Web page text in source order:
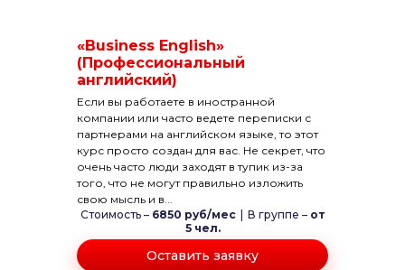
«Business English»
(Профессиональный
английский)
Если вы работаете в иностранной
компании или часто ведете переписки с
партнерами на английском языке, то этот
курс просто создан для вас. Не секрет, что
очень часто люди заходят в тупик из-за
того, что не могут правильно изложить
свою мысль и в...
Стоимость – 6850 руб/мес В группе – от
5 чел.
Оставить заявку